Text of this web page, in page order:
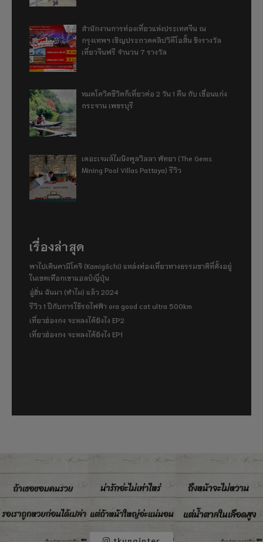
สำนักงานการท่องเที่ยวแห่งประเทศจีน ณ
กรุงเทพฯ เชิญประกวดคลิปวิดีโอสั้น ชิงรางวัล
เที่ยวจีนฟรี จำนวน 7 รางวัล
หมดโควิดชีวิตก็เที่ยวต่อ 2 วัน 1 คืน กับ เขื่อนแก่ง
กระจาน เพชรบุรี
เดอะเจมส์ไมนิงพูลวิลลา พัทยา (The Gems
Mining Pool Villas Pattaya) รีวิว
เรื่องล่าสุด
พาไปเดินคามิโคจิ (Kamigōchi) แหล่งท่องเที่ยวทางธรรมชาติที่ตั้งอยู่
ในเขตเทือกเขาแอลป์ญี่ปุ่น
อู่ฮั่น ฉันมา (ทำไม) แล้ว 2024
รีวิว 1 ปีกับการใช้รถไฟฟ้า ora good cat ultra 500km
เที่ยวฮ่องกง จะหลงได้ยังไง EP2
เที่ยวฮ่องกง จะหลงได้ยังไง EP1